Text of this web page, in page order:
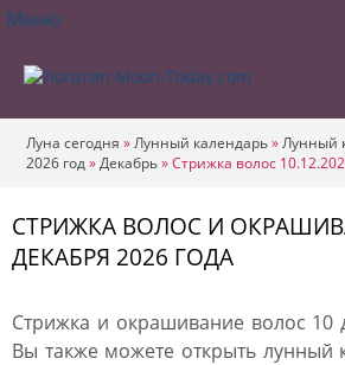
Меню
Луна сегодня »Лунный календарь»Лунный
2026 год»Декабрь»Стрижка волос
СТРИЖКА ВОЛОС И
ДЕКАБРЯ 2026 ГОДА
Стрижка и окрашивание волос 10
Вы также можете открыть лунный